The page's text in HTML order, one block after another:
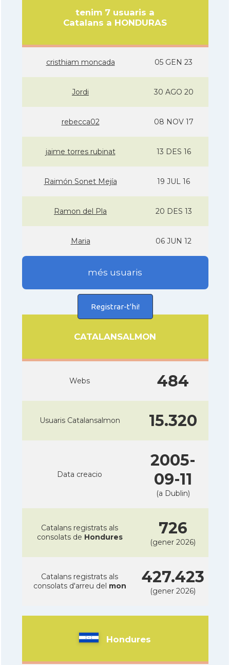
tenim 7 usuaris a
Catalans a HONDURAS
cristhiam moncada 05 GEN 23
Jordi 30 AGO 20
rebecca02 08 NOV 17
jaime torres rubinat 13 DES 16
Raimón Sonet Mejí­a 19 JUL 16
Ramon del Pla 20 DES 13
Maria 06 JUN 12
més usuaris
Registrar-t'hi!
CATALANSALMON
Webs 484
Usuaris Catalansalmon 15.320
Data creacio
2005-
09-11
(a Dublin)
Catalans registrats als
consolats de Hondures 726
(gener 2026)
Catalans registrats als
consolats d'arreu del mon 427.423
(gener 2026)
Hondures